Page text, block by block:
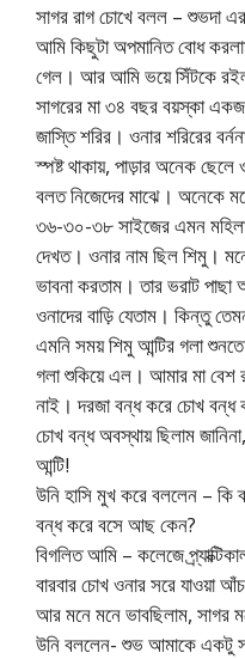
সাগর রাগ চোখে বলল – শুভদা
আমি কিছুটা অপমানিত বোধ
গেল। আর আমি ভয়ে সিঁটকে
সাগরের মা ৩৪ বছর বয়স্কা
জাস্তি শরির। ওনার শরিরের
স্পষ্ট থাকায়, পাড়ার অনেক
বলত নিজেদের মাঝে। অনেকে
৩৬-৩০-৩৮ সাইজের এমন
দেখত। ওনার নাম ছিল শিমু।
ভাবনা করতাম। তার ভরাট
ওনাদের বাড়ি যেতাম। কিন্তু
এমনি সময় শিমু আন্টির গলা
গলা শুকিয়ে এল। আমার মা
নাই। দরজা বন্ধ করে চোখ বন্ধ
চোখ বন্ধ অবস্থায় ছিলাম
আন্টি!
উনি হাসি মুখ করে বললেন – কি
বন্ধ করে বসে আছ কেন?
বিগলিত আমি – কলেজে
বারবার চোখ ওনার সরে যাওয়া
আর মনে মনে ভাবছিলাম, সাগর
উনি বললেন- শুভ আমাকে একটু